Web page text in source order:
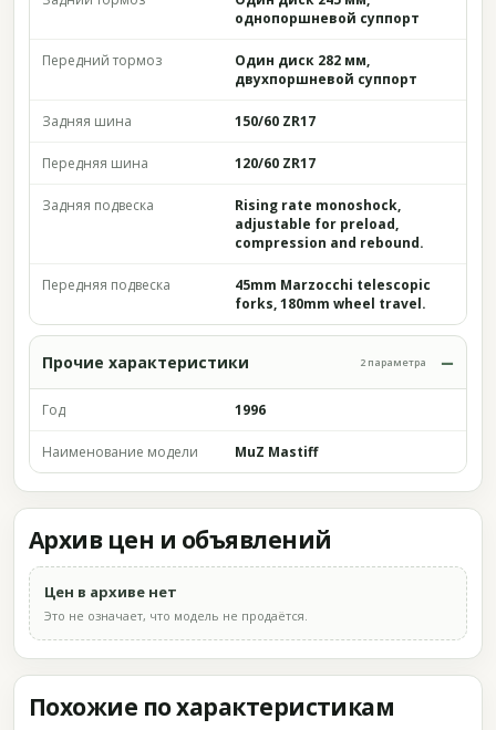
однопоршневой суппорт
Передний тормоз
Один диск 282 мм,
двухпоршневой суппорт
Задняя шина 150/60 ZR17
Передняя шина 120/60 ZR17
Задняя подвеска
Rising rate monoshock,
adjustable for preload,
compression and rebound.
Передняя подвеска
45mm Marzocchi telescopic
forks, 180mm wheel travel.
Прочие характеристики 2 параметра
Год 1996
Наименование модели MuZ Mastiff
Архив цен и объявлений
Цен в архиве нет
Это не означает, что модель не продаётся.
Похожие по характеристикам